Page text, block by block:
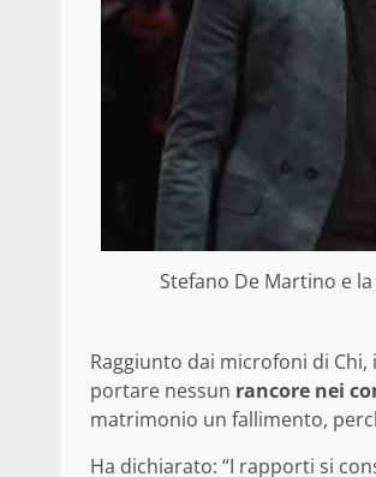
Stefano De Martino e
Raggiunto dai microfoni di
portare nessun rancore nei
matrimonio un fallimento,
Ha dichiarato: “I rapporti si